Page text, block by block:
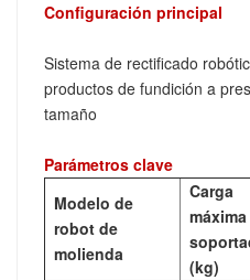
Configuración principal
Sistema de rectificado
productos de fundición a
tamaño
Parámetros clave
Modelo de
robot de
molienda
Carga
máxima
(kg)